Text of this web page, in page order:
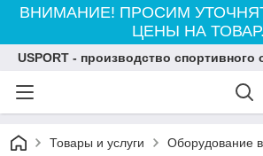
ВНИМАНИЕ! ПРОСИМ
ЦЕНЫ НА ТОВАР.
USPORT - производство спортивного
Товары и услуги Оборудование